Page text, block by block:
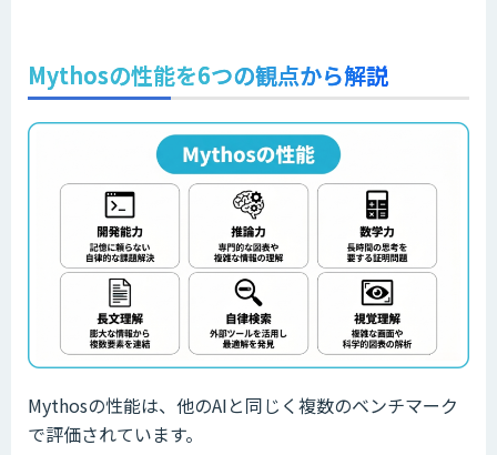
Mythosの性能を6つの観点から解説
Mythosの性能は、他のAIと同じく複数のベンチマーク
で評価されています。